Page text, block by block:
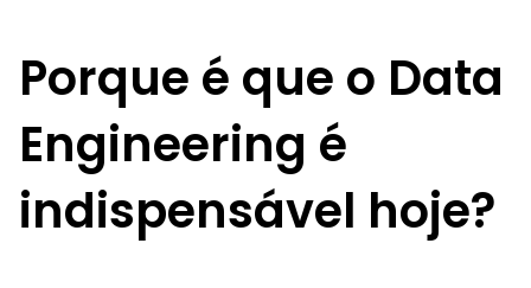
Porque é que o Data
Engineering é
indispensável hoje?